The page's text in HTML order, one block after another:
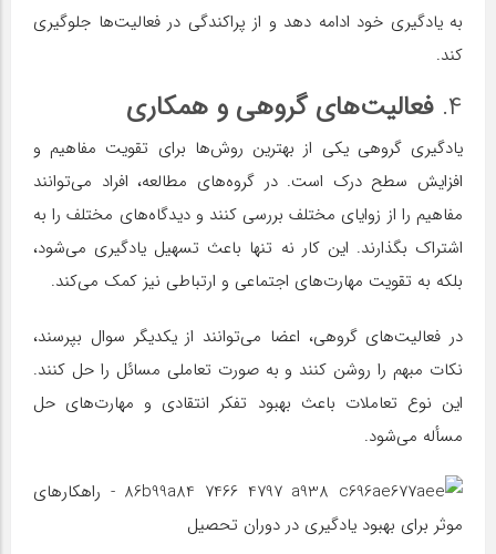
به یادگیری خود ادامه دهد و از پراکندگی در فعالیت‌ها جلوگیری
کند.
۴. فعالیت‌های گروهی و همکاری
یادگیری گروهی یکی از بهترین روش‌ها برای تقویت مفاهیم و
افزایش سطح درک است. در گروه‌های مطالعه، افراد می‌توانند
مفاهیم را از زوایای مختلف بررسی کنند و دیدگاه‌های مختلف را به
اشتراک بگذارند. این کار نه تنها باعث تسهیل یادگیری می‌شود،
بلکه به تقویت مهارت‌های اجتماعی و ارتباطی نیز کمک می‌کند.
در فعالیت‌های گروهی، اعضا می‌توانند از یکدیگر سوال بپرسند،
نکات مبهم را روشن کنند و به صورت تعاملی مسائل را حل کنند.
این نوع تعاملات باعث بهبود تفکر انتقادی و مهارت‌های حل
مسأله می‌شود.